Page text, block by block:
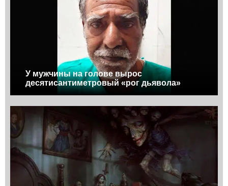
У мужчины на голове вырос
десятисантиметровый «рог дьявола»